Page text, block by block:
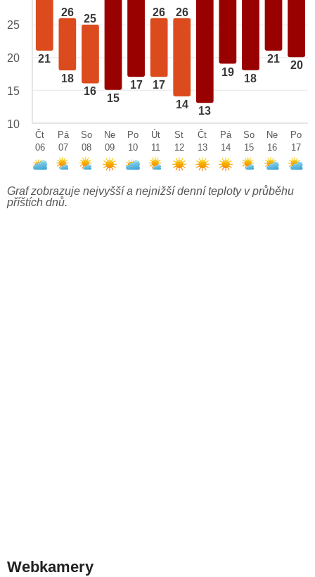
21
26
18
25
16
15
17
26
17
26
14
13
19
18
21
20
25
20
15
10
Čt
06
Pá
07
So
08
Ne
09
Po
10
Út
11
St
12
Čt
13
Pá
14
So
15
Ne
16
Po
17
Graf zobrazuje nejvyšší a nejnižší denní teploty v průběhu
příštích dnů.
Webkamery